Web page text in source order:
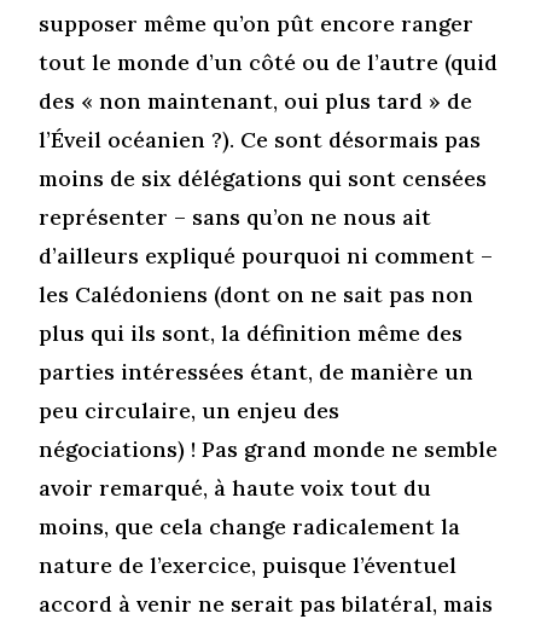
supposer même qu’on pût encore ranger
tout le monde d’un côté ou de l’autre (quid
des « non maintenant, oui plus tard » de
l’Éveil océanien ?). Ce sont désormais pas
moins de six délégations qui sont censées
représenter – sans qu’on ne nous ait
d’ailleurs expliqué pourquoi ni comment –
les Calédoniens (dont on ne sait pas non
plus qui ils sont, la définition même des
parties intéressées étant, de manière un
peu circulaire, un enjeu des
négociations) ! Pas grand monde ne semble
avoir remarqué, à haute voix tout du
moins, que cela change radicalement la
nature de l’exercice, puisque l’éventuel
accord à venir ne serait pas bilatéral, mais